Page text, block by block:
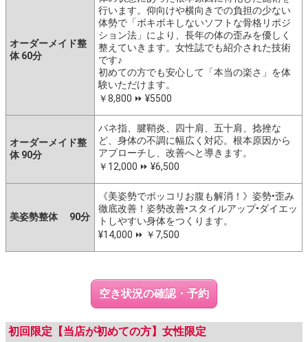
オーダーメイド整
体 60分
行います。仰向けや横向きでの負担の少ない
体勢で「ボキボキしないソフトな骨格リポジ
ション法」により、長年の体の歪みを優しく
整えていきます。女性誌でも紹介された技術
です♪
初めての方でも安心して「本当の楽さ」を体
験いただけます。
￥8,800 ⏩️ ¥5500
オーダーメイド整
体 90分
バネ指、腱鞘炎、四十肩、五十肩、捻挫な
ど、身体の不調に幅広く対応。根本原因から
アプローチし、改善へと導きます。
￥12,000 ⏩️ ¥6,500
美姿勢整体 90分
《美姿勢でポッコリお腹も解消！》姿勢•歪み
徹底改善！姿勢改善•スタイルアップ•ダイエッ
トしやすい身体をつくります。
¥14,000 ⏩️ ￥7,500
空き状況の確認・予約
初回限定【当店が初めての方】女性限定